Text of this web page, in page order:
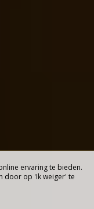
ervaring te bieden.
door op 'Ik weiger' te